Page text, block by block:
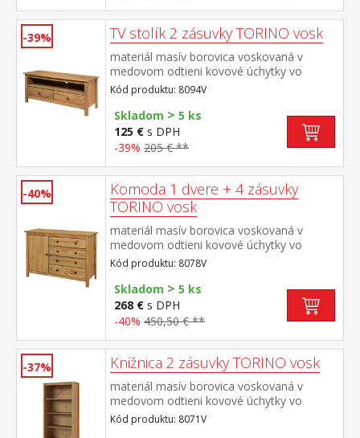
-39% TV stolík 2 zásuvky TORINO vosk
materiál masív borovica voskovaná v
medovom odtieni kovové úchytky vo
farebnom prevedení černená mosadz 2
zásuvky s kovovými pojazdmi, 1
polica maximálne odporúčané zaťaženie
hornej dosky do 50 kg
Kód produktu: 8094V
Skladom > 5 ks
125 € s DPH
-39% 205 € **
-40%
Komoda 1 dvere + 4 zásuvky
TORINO vosk
materiál masív borovica voskovaná v
medovom odtieni kovové úchytky vo
farebnom prevedení černená mosadz 1
dvierka a 4 zásuvky s kovovými pojazdmi
Kód produktu: 8078V
Skladom > 5 ks
268 € s DPH
-40% 450,50 € **
-37% Knižnica 2 zásuvky TORINO vosk
materiál masív borovica voskovaná v
medovom odtieni kovové úchytky vo
farebnom prevedení černená mosadz tri
police, dve zásuvky s kovovými pojazdmi
Kód produktu: 8071V